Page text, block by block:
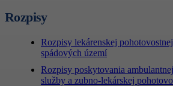
Rozpisy
Rozpisy lekárenskej
spádových území
Rozpisy poskytovania
služby a zubno-lekárskej